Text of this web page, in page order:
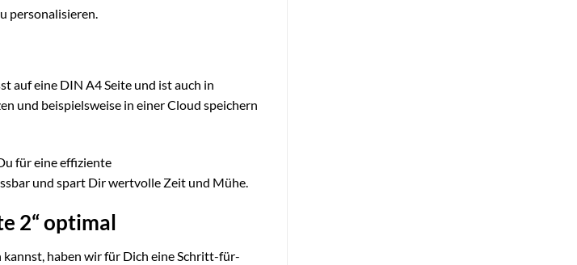
personalisieren.
auf eine DIN A4 Seite und ist auch in
und beispielsweise in einer Cloud speichern
für eine effiziente
und spart Dir wertvolle Zeit und Mühe.
2“ optimal
haben wir für Dich eine Schritt-für-